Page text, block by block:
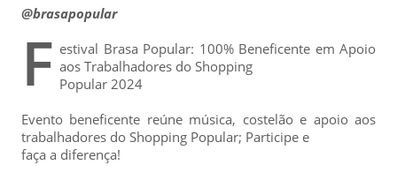
@brasapopular
F estival Brasa Popular: 100% Beneficente em Apoio
aos Trabalhadores do Shopping
Popular 2024
Evento beneficente reúne música, costelão e apoio aos
trabalhadores do Shopping Popular; Participe e
faça a diferença!